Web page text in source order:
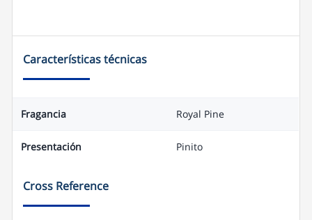
Características técnicas
Fragancia Royal Pine
Presentación Pinito
Cross Reference